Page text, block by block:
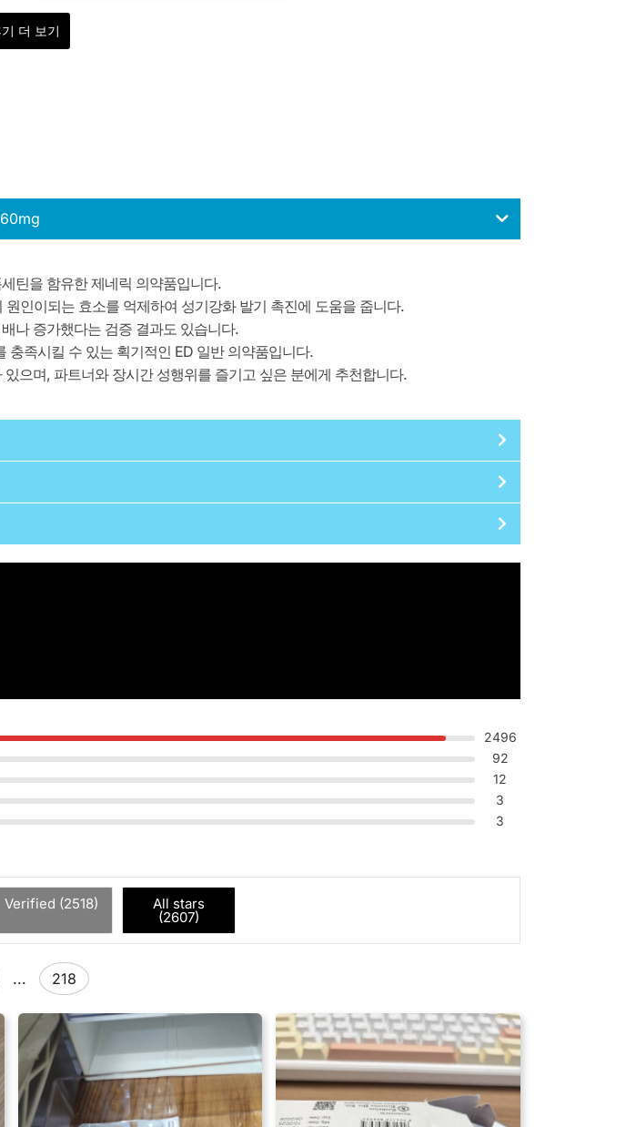
더 보기
틴을 함유한 제네릭 의약품입니다.
인이되는 효소를 억제하여 성기강화 발기 촉진에 도움을 줍니다.
나 증가했다는 검증 결과도 있습니다.
족시킬 수 있는 획기적인 ED 일반 의약품입니다.
으며, 파트너와 장시간 성행위를 즐기고 싶은 분에게 추천합니다.
사 효소 저해제를 투여 중인 환자, 당뇨병성 망막증 환자, 다발성 전신위축증 환
저혈압 환자는 주의해야 한다. 또한 알파차단제(예, 탐스로신, 알푸조신
고되었으며, 갑작스러운 청력 감퇴나 난청이 보고되었다. 실데나필을 복
진에게 알린다.
성이 있다.
대한 객관적인 진단을 근거로 임상치료가 필요한 환자로 제한하여 사용되
작하기 전에 심혈관계 상태에 주의를 기울여야 한다.
경우 부작용 발생 가능성이 증가될 수 있다.
자의 심혈관 질환 상태를 악화시킬 수 있으므로, 폐정맥 폐색질환 환자에게
이상증상) 등
종, 안구건조, 맥박 빨라짐, 두근거림, 저혈압, 인후 답답함, 코 건조, 코 부종, 위
2496
92
12
3
3
Verified (2518) All stars
(2607)
... 218